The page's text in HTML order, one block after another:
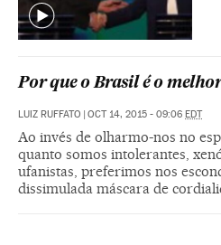
Por que o Brasil é o
LUIZ RUFFATO | OCT 14, 2015 - 09:06 EDT
Ao invés de olharmo-nos no
quanto somos intolerantes,
ufanistas, preferimos nos
dissimulada máscara de